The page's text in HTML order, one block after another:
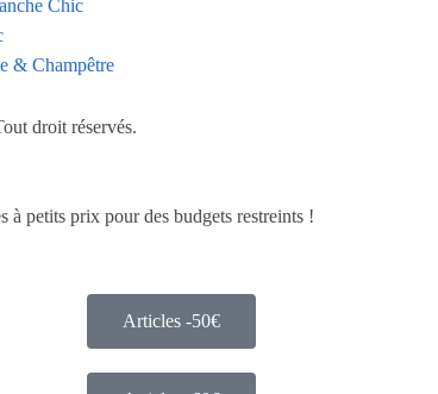
Chic
& Champêtre
droit réservés.
à petits prix pour des budgets restreints !
Articles -50€